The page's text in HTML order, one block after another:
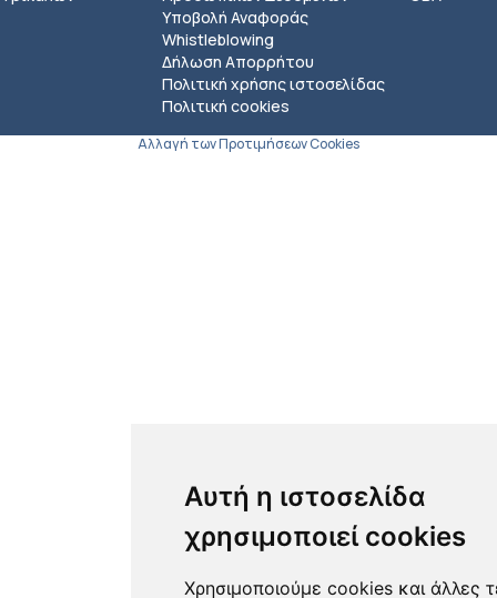
Αυτή η ιστοσελίδα
χρησιμοποιεί cookies
Χρησιμοποιούμε cookies και άλλες
Υποβολή Αναφοράς
Whistleblowing
Δήλωση Απορρήτου
Πολιτική χρήσης ιστοσελίδας
Πολιτική cookies
Αλλαγή των Προτιμήσεων Cookies